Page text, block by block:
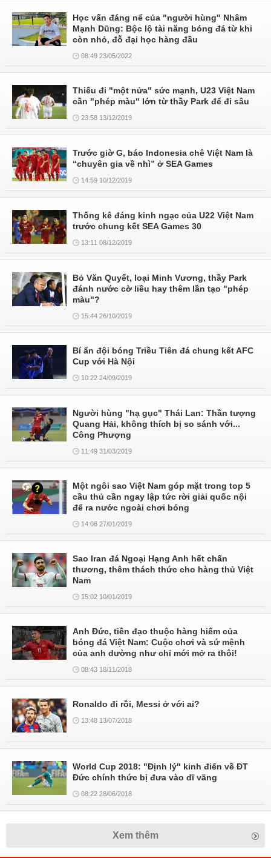
Học vấn đáng nể của "người hùng" Nhâm
Mạnh Dũng: Bộc lộ tài năng bóng đá từ khi
còn nhỏ, đỗ đại học hàng đầu
08:49 23/05/2022
Thiếu đi "một nửa" sức mạnh, U23 Việt Nam
cần "phép màu" lớn từ thầy Park để đi sâu
23:58 13/12/2019
Trước giờ G, báo Indonesia chê Việt Nam là
“chuyên gia về nhì” ở SEA Games
14:59 10/12/2019
Thống kê đáng kinh ngạc của U22 Việt Nam
trước chung kết SEA Games 30
13:11 08/12/2019
Bỏ Văn Quyết, loại Minh Vương, thầy Park
đánh nước cờ liều hay thêm lần tạo "phép
màu"?
15:44 26/10/2019
Bí ẩn đội bóng Triều Tiên đá chung kết AFC
Cup với Hà Nội
10:22 24/09/2019
Người hùng "hạ gục" Thái Lan: Thần tượng
Quang Hải, không thích bị so sánh với...
Công Phượng
11:49 31/03/2019
Một ngôi sao Việt Nam góp mặt trong top 5
cầu thủ cần ngay lập tức rời giải quốc nội
để ra nước ngoài chơi bóng
14:06 27/01/2019
Sao Iran đá Ngoại Hạng Anh hết chấn
thương, thêm thách thức cho hàng thủ Việt
Nam
15:02 10/01/2019
Anh Đức, tiền đạo thuộc hàng hiếm của
bóng đá Việt Nam: Cuộc chơi và sứ mệnh
của anh dường như chỉ mới mở ra thôi!
08:43 18/11/2018
Ronaldo đi rồi, Messi ở với ai?
13:48 13/07/2018
World Cup 2018: "Định lý" kinh điển về ĐT
Đức chính thức bị đưa vào dĩ vãng
08:22 28/06/2018
Xem thêm